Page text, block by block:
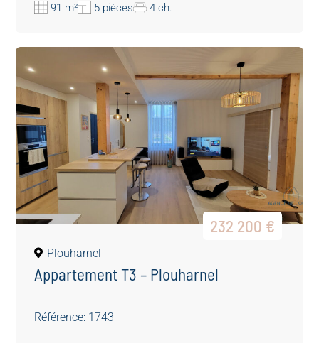
91 m² 5 pièces 4 ch.
232 200 €
Plouharnel
Appartement T3 – Plouharnel
Référence: 1743